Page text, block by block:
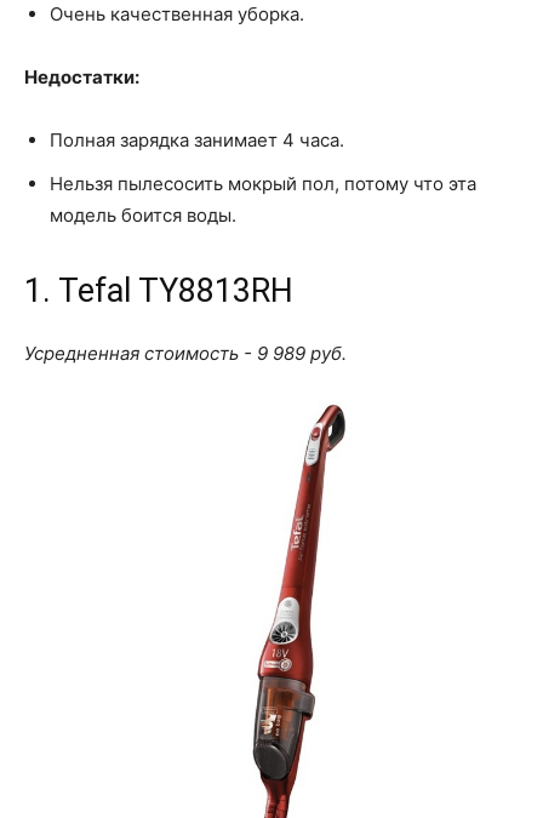
Очень качественная уборка.
Недостатки:
Полная зарядка занимает 4 часа.
Нельзя пылесосить мокрый пол, потому что эта
модель боится воды.
1. Tefal TY8813RH
Усредненная стоимость - 9 989 руб.